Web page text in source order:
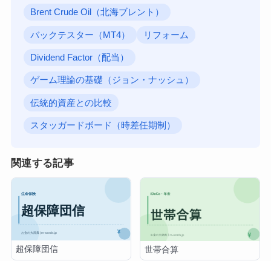
Brent Crude Oil（北海ブレント）
バックテスター（MT4） リフォーム
Dividend Factor（配当）
ゲーム理論の基礎（ジョン・ナッシュ）
伝統的資産との比較
スタッガードボード（時差任期制）
関連する記事
超保障団信 世帯合算